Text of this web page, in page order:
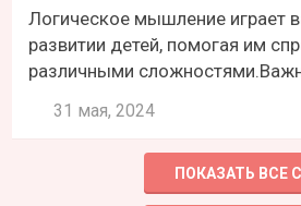
Логическое мышление играет
развитии детей, помогая им
различными
31 мая, 2024
ПОКАЗАТЬ ВСЕ